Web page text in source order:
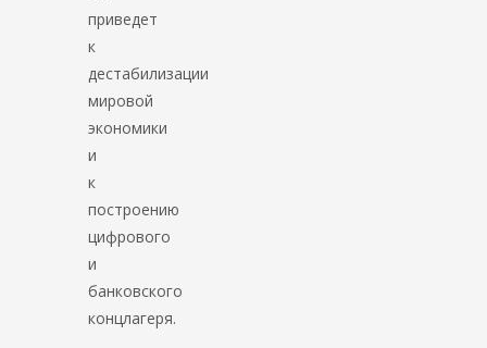
приведет
к
дестабилизации
мировой
экономики
и
к
построению
цифрового
и
банковского
концлагеря.